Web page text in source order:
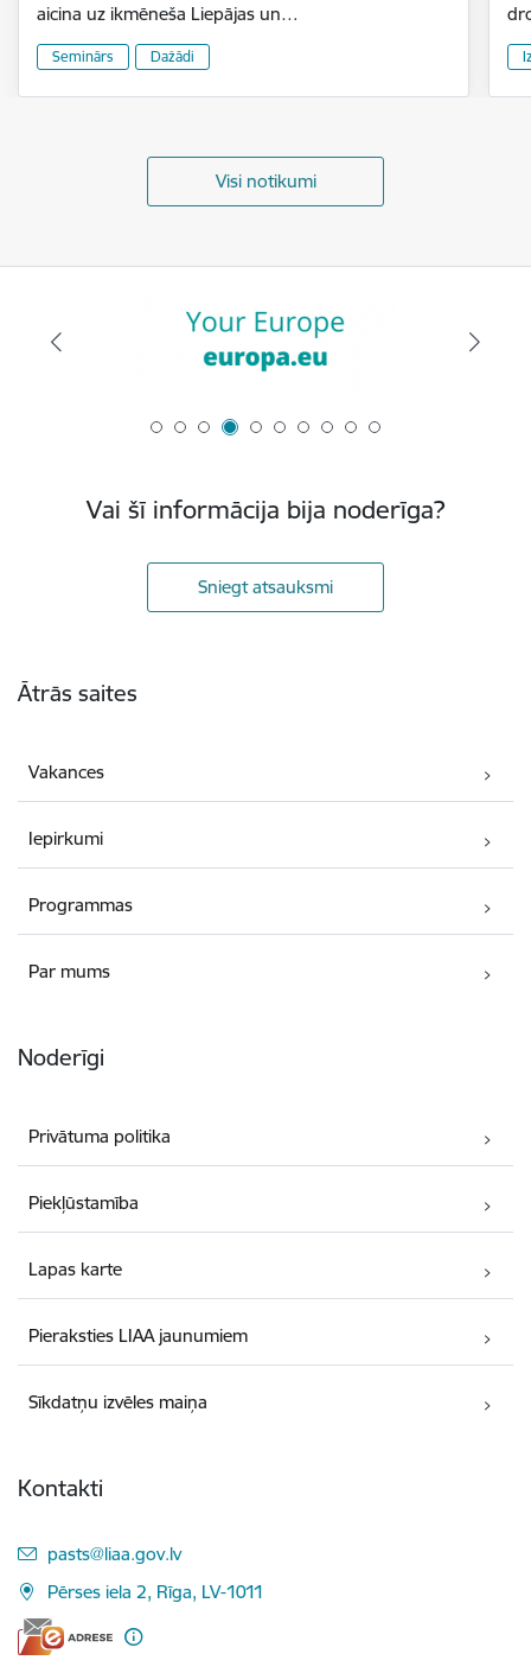
aicina uz ikmēneša Liepājas un…
Seminārs Dažādi
Visi notikumi
Vai šī informācija bija noderīga?
Sniegt atsauksmi
Ātrās saites
Vakances
Iepirkumi
Programmas
Par mums
Noderīgi
Privātuma politika
Piekļūstamība
Lapas karte
Pieraksties LIAA jaunumiem
Sīkdatņu izvēles maiņa
Kontakti
E-pasts:
pasts@liaa.gov.lv
Pērses iela 2, Rīga, LV-1011